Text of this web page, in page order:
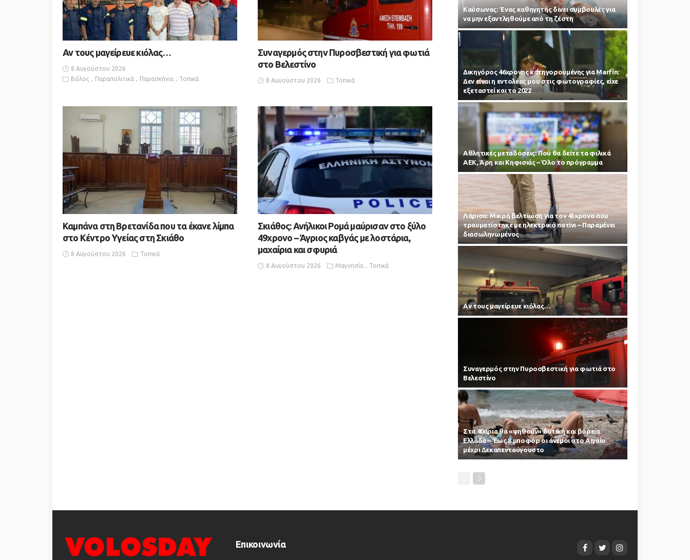
Αν τους μαγείρευε κιόλας…
8 Αυγούστου 2026
Βόλος
Παραπολιτικά Παρασκήνια Τοπικά
Συναγερμός στην Πυροσβεστική για φωτιά
στο Βελεστίνο
8 Αυγούστου 2026 Τοπικά
Καμπάνα στη Βρετανίδα που τα έκανε λίμπα
στο Κέντρο Υγείας στη Σκιάθο
8 Αυγούστου 2026 Τοπικά
Σκιάθος: Ανήλικοι Ρομά μαύρισαν στο ξύλο
49χρονο – Άγριος καβγάς με λοστάρια,
μαχαίρια και σφυριά
8 Αυγούστου 2026 Μαγνησία Τοπικά
Kαύσωνας: Ένας καθηγητής δίνει συμβουλές για
να μην εξαντληθούμε από τη ζέστη
Δικηγόρος 46χρονης κατηγορουμένης για Marfin:
Δεν είναι η εντολέας μου στις φωτογραφίες, είχε
εξεταστεί και το 2022
Αθλητικές μεταδόσεις: Πού θα δείτε τα φιλικά
ΑΕΚ, Άρη και Κηφισιάς – Όλο το πρόγραμμα
Λάρισα: Μικρή βελτίωση για τον 43χρονο που
τραυματίστηκε με ηλεκτρικό πατίνι – Παραμένει
διασωληνωμένος
Αν τους μαγείρευε κιόλας…
Συναγερμός στην Πυροσβεστική για φωτιά στο
Βελεστίνο
Στα 40άρια θα «ψηθούν» δυτική και βόρεια
Ελλάδα – Έως 8 μποφόρ οι άνεμοι στο Αιγαίο
μέχρι Δεκαπενταύγουστο
Επικοινωνία